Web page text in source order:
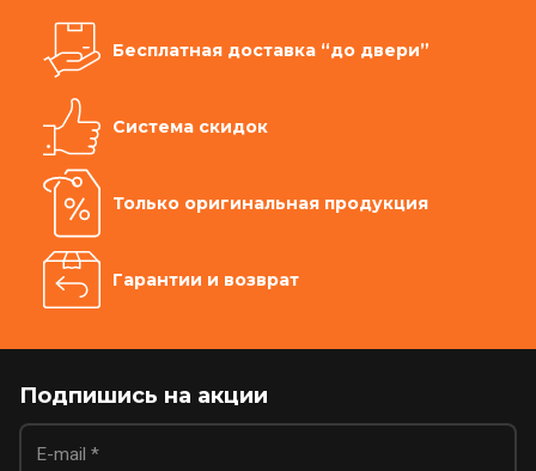
Бесплатная доставка “до двери”
Система скидок
Только оригинальная продукция
Гарантии и возврат
Подпишись на акции